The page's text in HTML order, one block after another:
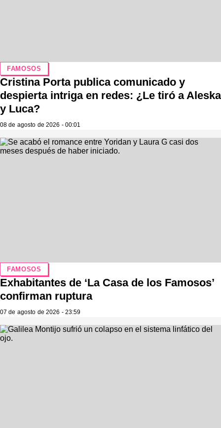
FAMOSOS
Cristina Porta publica comunicado y
despierta intriga en redes: ¿Le tiró a Aleska
y Luca?
08 de agosto de 2026 - 00:01
FAMOSOS
Exhabitantes de ‘La Casa de los Famosos’
confirman ruptura
07 de agosto de 2026 - 23:59